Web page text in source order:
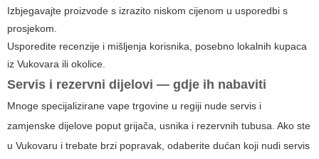
Izbjegavajte proizvode s izrazito niskom cijenom u usporedbi s
prosjekom.
Usporedite recenzije i mišljenja korisnika, posebno lokalnih kupaca
iz Vukovara ili okolice.
Servis i rezervni dijelovi — gdje ih nabaviti
Mnoge specijalizirane vape trgovine u regiji nude servis i
zamjenske dijelove poput grijača, usnika i rezervnih tubusa. Ako ste
u Vukovaru i trebate brzi popravak, odaberite dućan koji nudi servis